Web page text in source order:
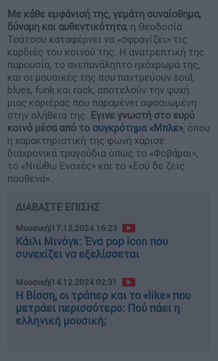
Με κάθε εμφάνισή της, γεμάτη συναίσθημα,
δύναμη και αυθεντικότητα, η Θεοδοσία
Τσάτσου καταφέρνει να «σφραγίζει» τις
καρδιές του κοινού της. Η ανατρεπτική της
παρουσία, το ανεπανάληπτο ηχόχρωμά της,
και οι μουσικές της που παντρεύουν soul,
blues, funk και rock, αποτελούν την ψυχή
μιας καριέρας που παραμένει αφοσιωμένη
στην αλήθεια της. Εγινε γνωστή στο ευρύ
κοινό μέσα από το συγκρότημα«Μπλε», όπου
η χαρακτηριστική της φωνή χάρισε
διαχρονικά τραγούδια όπως το «Φοβάμαι»,
το «Νιώθω Ενοχές» και το «Εσύ δε ζεις
πουθενά».
ΔΙΑΒΑΣΤΕ ΕΠΙΣΗΣ
Μουσική|17.12.2024 16:23
Κάιλι Μινόγκ: Ένα pop icon που
συνεχίζει να εξελίσσεται
Μουσική|14.12.2024 02:31
Η Βίσση, οι τράπερ και το «like» που
μετράει περισσότερο: Πού πάει η
ελληνική μουσική;